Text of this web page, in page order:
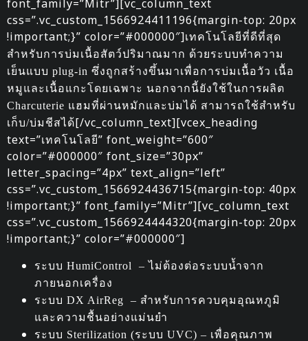
font_family=”Mitr”][vc_column_text
css=”.vc_custom_1566924411196{margin-top: 20px
!important;}” color=”#000000″]เทคโนโลยีที่ดีที่สุด
สำหรับการบ่มเนื้อสัตว์ปริมาณมาก ด้วยระบบทำความ
เย็นแบบ plug-in ซึ่งถูกสร้างขึ้นมาเพื่อการบ่มเนื้อวัว เนื้อ
หมูและเนื้อแกะโดยเฉพาะ นอกจากนี้ยังใช้ในการผลิต
Charcuterie แฮมที่ผ่านหมักและบ่มได้ สามารถใช้สำหรับ
เก็บ/บ่มชีสได้[/vc_column_text][vcex_heading
text=”เทคโนโลยี” font_weight=”600″
color=”#000000″ font_size=”30px”
letter_spacing=”4px” text_align=”left”
css=”.vc_custom_1566924436715{margin-top: 40px
!important;}” font_family=”Mitr”][vc_column_text
css=”.vc_custom_1566924444320{margin-top: 20px
!important;}” color=”#000000″]
ระบบ HumiControl – ไม่ต้องต่อระบบน้ำจาก
ภายนอกเครื่อง
ระบบ DX AirReg – สำหรับการควบคุมอุณหภูมิ
และความชื้นอย่างแม่นยำ
ระบบ Sterilization (ระบบ UVC) – เพื่อคุณภาพ